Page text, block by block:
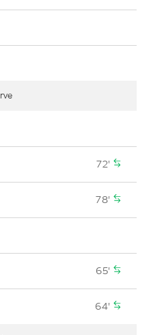
72'
78'
65'
64'